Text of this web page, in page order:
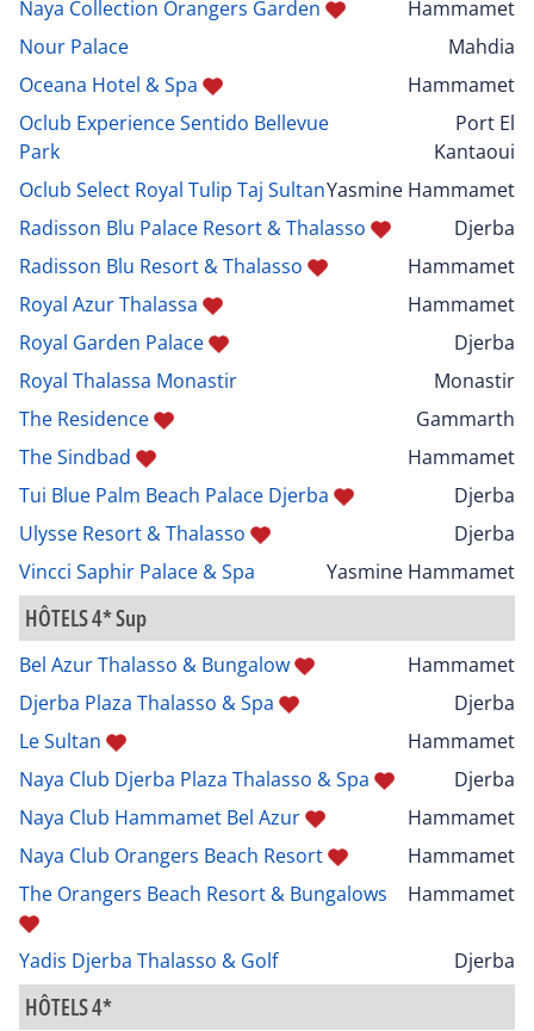
Naya Collection Orangers Garden
Hammamet
Nour Palace
Mahdia
Oceana Hotel & Spa
Hammamet
Oclub Experience Sentido Bellevue
Park
Port El
Kantaoui
Oclub Select Royal Tulip Taj SultanYasmine Hammamet
Radisson Blu Palace Resort & Thalasso
Djerba
Radisson Blu Resort & Thalasso
Hammamet
Royal Azur Thalassa
Hammamet
Royal Garden Palace
Djerba
Royal Thalassa Monastir
Monastir
The Residence
Gammarth
The Sindbad
Hammamet
Tui Blue Palm Beach Palace Djerba
Djerba
Ulysse Resort & Thalasso
Djerba
Vincci Saphir Palace & Spa
Yasmine Hammamet
HÔTELS 4* Sup
Bel Azur Thalasso & Bungalow
Hammamet
Djerba Plaza Thalasso & Spa
Djerba
Le Sultan
Hammamet
Naya Club Djerba Plaza Thalasso & Spa
Djerba
Naya Club Hammamet Bel Azur
Hammamet
Naya Club Orangers Beach Resort
Hammamet
The Orangers Beach Resort & Bungalows
Hammamet
Yadis Djerba Thalasso & Golf Djerba
HÔTELS 4*